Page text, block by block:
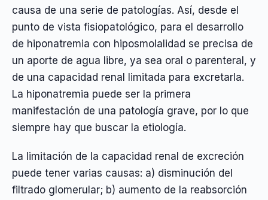
causa de una serie de patologías. Así, desde el
punto de vista fisiopatológico, para el desarrollo
de hiponatremia con hiposmolalidad se precisa de
un aporte de agua libre, ya sea oral o parenteral, y
de una capacidad renal limitada para excretarla.
La hiponatremia puede ser la primera
manifestación de una patología grave, por lo que
siempre hay que buscar la etiología.
La limitación de la capacidad renal de excreción
puede tener varias causas: a) disminución del
filtrado glomerular; b) aumento de la reabsorción